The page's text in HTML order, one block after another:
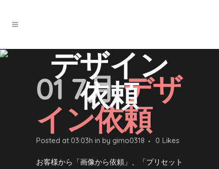
デザイン
依頼
01 7月デザ
イン依頼
Posted at 03:03h in by gimo0318 0 Likes
お客様から「画像から依頼」、「プリセット